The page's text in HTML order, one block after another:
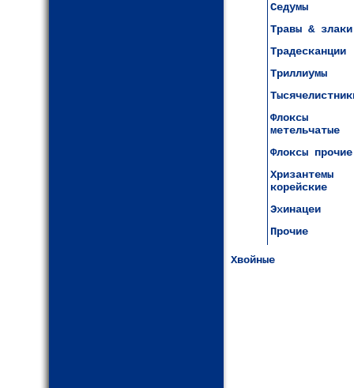
Седумы
Травы & злаки
Традесканции
Триллиумы
Флоксы
метельчатые
Флоксы прочие
Хризантемы
корейские
Эхинацеи
Прочие
Хвойные